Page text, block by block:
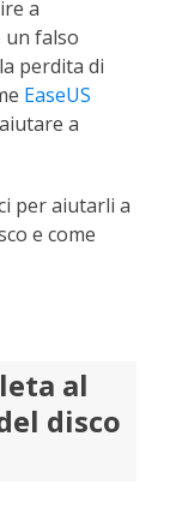
a
un falso
perdita di
EaseUS
a
per aiutarli a
e come
al
disco